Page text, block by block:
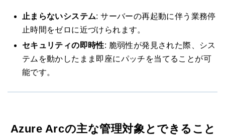
止まらないシステム: サーバーの再起動に伴う業務停
止時間をゼロに近づけられます。
セキュリティの即時性: 脆弱性が発見された際、シス
テムを動かしたまま即座にパッチを当てることが可
能です。
Azure Arcの主な管理対象とできること